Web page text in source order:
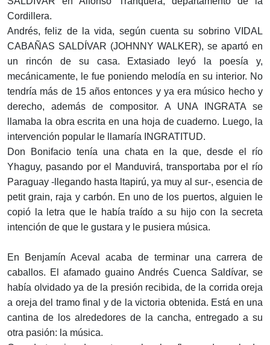
Cordillera.
Andrés, feliz de la vida, según cuenta su sobrino VIDAL
CABAÑAS SALDÍVAR (JOHNNY WALKER), se apartó en
un rincón de su casa. Extasiado leyó la poesía y,
mecánicamente, le fue poniendo melodía en su interior. No
tendría más de 15 años entonces y ya era músico hecho y
derecho, además de compositor. A UNA INGRATA se
llamaba la obra escrita en una hoja de cuaderno. Luego, la
intervención popular le llamaría INGRATITUD.
Don Bonifacio tenía una chata en la que, desde el río
Yhaguy, pasando por el Manduvirá, transportaba por el río
Paraguay -llegando hasta ltapirú, ya muy al sur-, esencia de
petit grain, raja y carbón. En uno de los puertos, alguien le
copió la letra que le había traído a su hijo con la secreta
intención de que le gustara y le pusiera música.
En Benjamín Aceval acaba de terminar una carrera de
caballos. El afamado guaino Andrés Cuenca Saldívar, se
había olvidado ya de la presión recibida, de la corrida oreja
a oreja del tramo final y de la victoria obtenida. Está en una
cantina de los alrededores de la cancha, entregado a su
otra pasión: la música.